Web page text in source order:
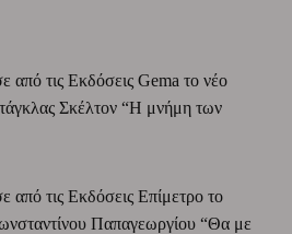
από τις Εκδόσεις Gema το νέο
Σκέλτον “Η μνήμη των
από τις Εκδόσεις Επίμετρο το
Παπαγεωργίου “Θα με